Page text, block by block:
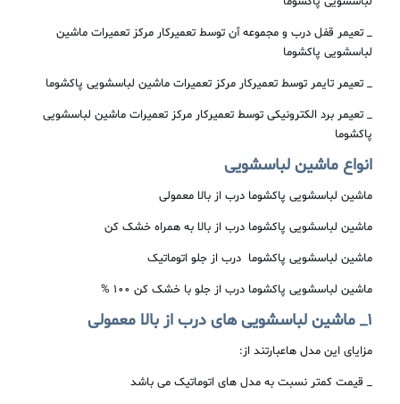
_ تعیمر قفل درب و مجموعه آن توسط تعمیرکار مرکز تعمیرات ماشین
لباسشویی پاکشوما
_ تعیمر تایمر توسط تعمیرکار مرکز تعمیرات ماشین لباسشویی پاکشوما
_ تعیمر برد الکترونیکی توسط تعمیرکار مرکز تعمیرات ماشین لباسشویی
پاکشوما
انواع ماشین لباسشویی
ماشین لباسشویی پاکشوما درب از بالا معمولی
ماشین لباسشویی پاکشوما درب از بالا به همراه خشک کن
ماشین لباسشویی پاکشوما درب از جلو اتوماتیک
ماشین لباسشویی پاکشوما درب از جلو با خشک کن ۱۰۰ %
1
_ ماشین لباسشویی های درب از بالا معمولی
مزایای این مدل هاعبارتند از:
_ قیمت کمتر نسبت به مدل های اتوماتیک می باشد